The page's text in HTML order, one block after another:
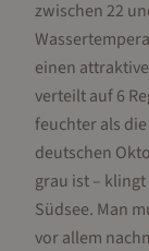
zwischen 22
einen
verteilt auf 6
feuchter als
deutschen
grau ist –
Südsee. Man
vor allem